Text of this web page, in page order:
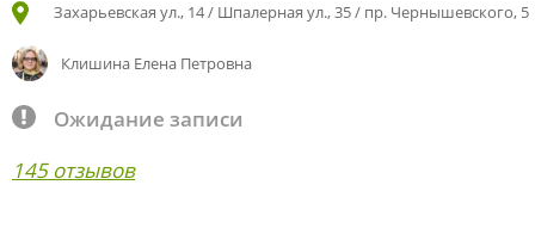
Захарьевская ул., 14 / Шпалерная ул., 35 / пр. Чернышевского, 5
Клишина Елена Петровна
Ожидание записи
145 отзывов